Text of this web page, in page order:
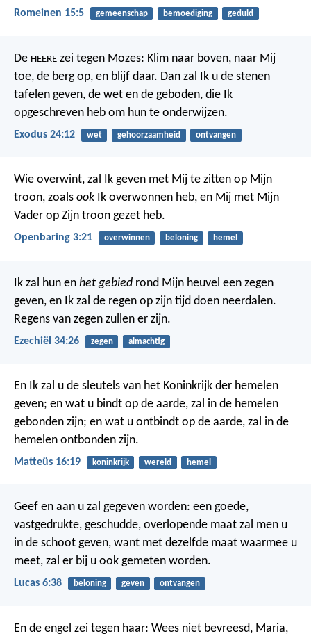
Romeinen 15:5 gemeenschap bemoediging geduld
De HEERE zei tegen Mozes: Klim naar boven, naar Mij
toe, de berg op, en blijf daar. Dan zal Ik u de stenen
tafelen geven, de wet en de geboden, die Ik
opgeschreven heb om hun te onderwijzen.
Exodus 24:12 wet gehoorzaamheid ontvangen
Wie overwint, zal Ik geven met Mij te zitten op Mijn
troon, zoals ook Ik overwonnen heb, en Mij met Mijn
Vader op Zijn troon gezet heb.
Openbaring 3:21 overwinnen beloning hemel
Ik zal hun en het gebied rond Mijn heuvel een zegen
geven, en Ik zal de regen op zijn tijd doen neerdalen.
Regens van zegen zullen er zijn.
Ezechiël 34:26 zegen almachtig
En Ik zal u de sleutels van het Koninkrijk der hemelen
geven; en wat u bindt op de aarde, zal in de hemelen
gebonden zijn; en wat u ontbindt op de aarde, zal in de
hemelen ontbonden zijn.
Matteüs 16:19 koninkrijk wereld hemel
Geef en aan u zal gegeven worden: een goede,
vastgedrukte, geschudde, overlopende maat zal men u
in de schoot geven, want met dezelfde maat waarmee u
meet, zal er bij u ook gemeten worden.
Lucas 6:38 beloning geven ontvangen
En de engel zei tegen haar: Wees niet bevreesd, Maria,